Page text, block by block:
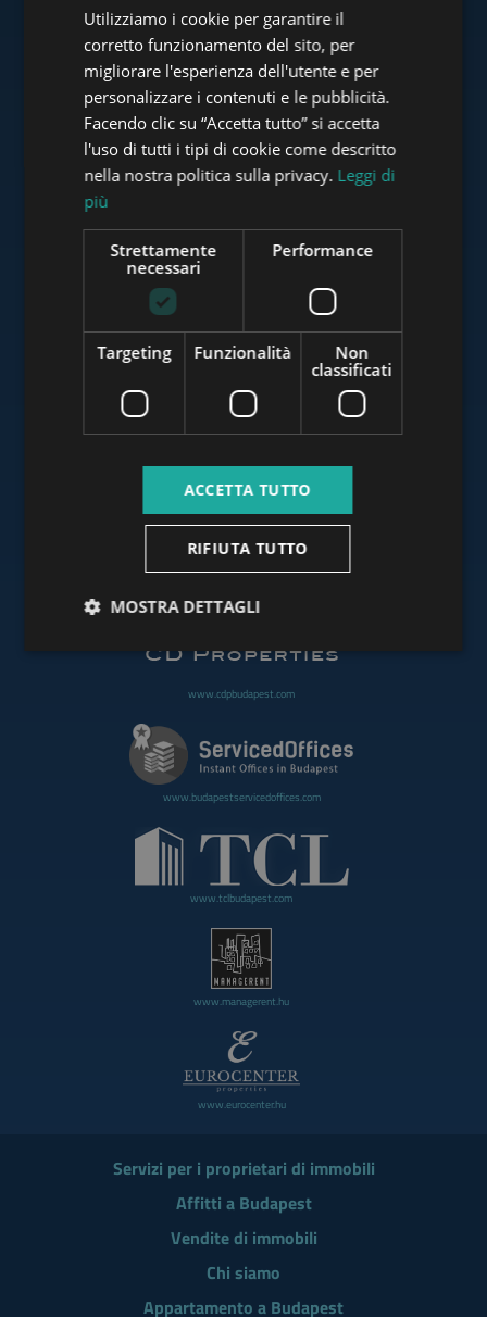
www.tower-investments.com
www.towerassistance.com
www.budapestluxuryapartments.hu
www.budapestoffices.net
www.budapestpropertysellers.com
www.cdpbudapest.com
www.budapestservicedoffices.com
www.tclbudapest.com
www.managerent.hu
www.eurocenter.hu
Servizi per i proprietari di immobili
Affitti a Budapest
Vendite di immobili
Chi siamo
Appartamento a Budapest
FRENCH
ITALIAN
SPANISH
ARABIC
Utilizziamo i cookie per garantire il
corretto funzionamento del sito, per
migliorare l'esperienza dell'utente e per
personalizzare i contenuti e le pubblicità.
Facendo clic su “Accetta tutto” si accetta
l'uso di tutti i tipi di cookie come descritto
nella nostra politica sulla privacy. Leggi di
più
Strettamente
necessari
Performance
Targeting Funzionalità
Non
classificati
ACCETTA TUTTO
RIFIUTA TUTTO
MOSTRA DETTAGLI